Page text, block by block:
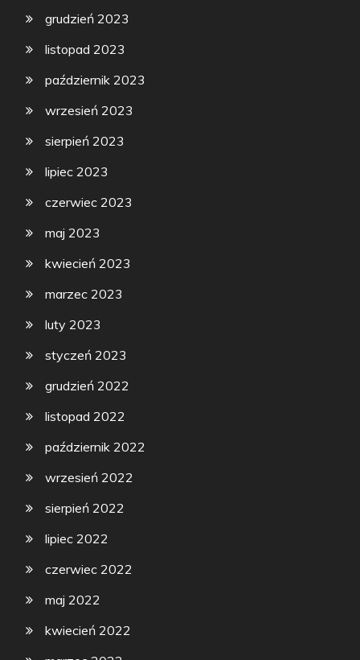
grudzień 2023
listopad 2023
październik 2023
wrzesień 2023
sierpień 2023
lipiec 2023
czerwiec 2023
maj 2023
kwiecień 2023
marzec 2023
luty 2023
styczeń 2023
grudzień 2022
listopad 2022
październik 2022
wrzesień 2022
sierpień 2022
lipiec 2022
czerwiec 2022
maj 2022
kwiecień 2022